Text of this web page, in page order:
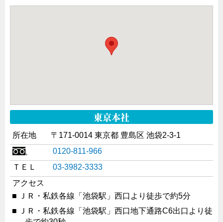
東京本社
所在地
〒171-0014 東京都 豊島区 池袋2-3-1
0120-811-966
ＴＥＬ
03-3982-3333
アクセス
ＪＲ・私鉄各線「池袋駅」西口より徒歩で約5分
ＪＲ・私鉄各線「池袋駅」西口地下通路C6出口より徒